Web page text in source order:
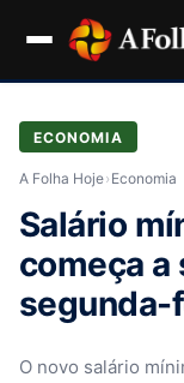
ECONOMIA
A Folha Hoje› Economia
Salário
começa a
segunda-
O novo salário